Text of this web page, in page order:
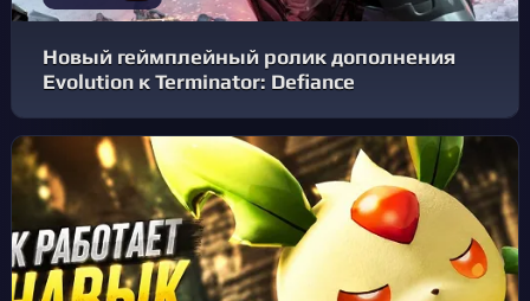
Новый геймплейный ролик дополнения
Evolution к Terminator: Defiance